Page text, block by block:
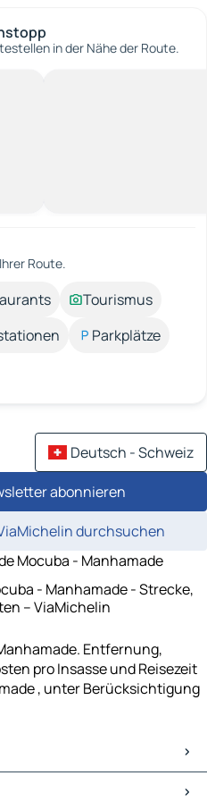
in der Nähe der Route.
Route.
Tourismus
Parkplätze
Deutsch - Schweiz
abonnieren
durchsuchen
Mocuba - Manhamade
- Manhamade - Strecke,
– ViaMichelin
Entfernung,
pro Insasse und Reisezeit
, unter Berücksichtigung